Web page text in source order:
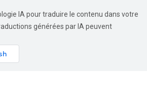
IA pour traduire le contenu dans votre
générées par IA peuvent